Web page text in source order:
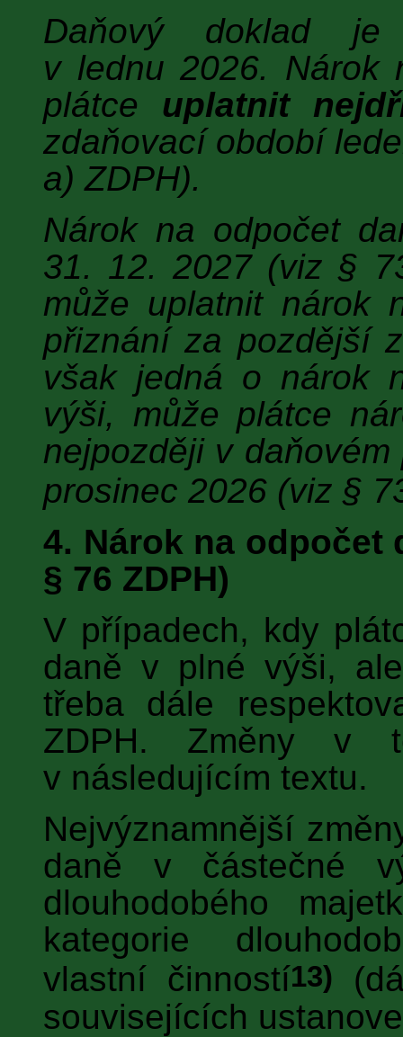
Daňový doklad
v lednu 2026. Nárok
plátce uplatnit
zdaňovací období
a) ZDPH).
Nárok na odpočet
31. 12. 2027 (viz §
může uplatnit nárok
přiznání za pozdější
však jedná o nárok
výši, může plátce
nejpozději v
prosinec 2026 (viz §
4. Nárok na odpočet
§ 76 ZDPH)
V případech, kdy
daně v plné výši,
třeba dále
ZDPH. Změny v
v následujícím textu.
Nejvýznamnější
daně v částečné
dlouhodobého
kategorie
vlastní činností13)
souvisejících